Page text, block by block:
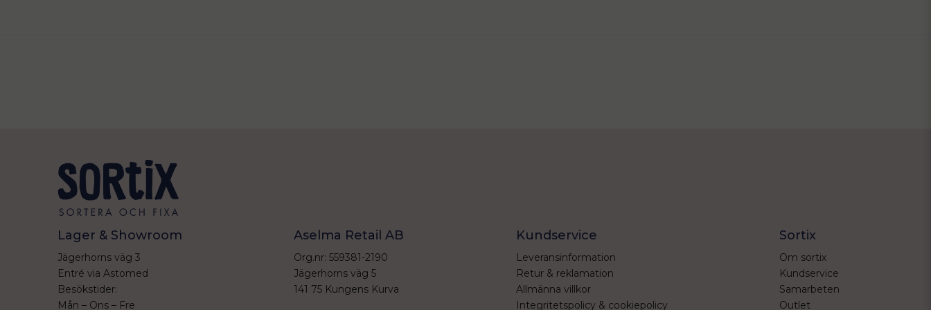
Lager & Showroom
Jägerhorns väg 3
Entré via Astomed
Besökstider:
Mån – Ons – Fre
Aselma Retail AB
Org.nr: 559381-2190
Jägerhorns väg 5
141 75 Kungens Kurva
Kundservice
Leveransinformation
Retur & reklamation
Allmänna villkor
Integritetspolicy & cookiepolicy
Sortix
Om sortix
Kundservice
Samarbeten
Outlet